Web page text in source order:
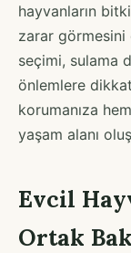
hayvanların
zarar görmesini
seçimi, sulama
önlemlere
korumanıza
yaşam alanı
Evcil
Ortak